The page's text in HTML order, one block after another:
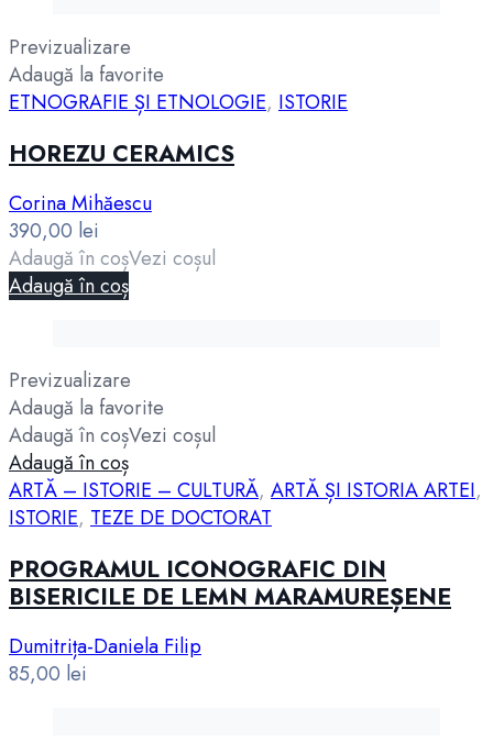
Previzualizare
Adaugă la favorite
ETNOGRAFIE ȘI ETNOLOGIE, ISTORIE
HOREZU CERAMICS
Corina Mihăescu
390,00 lei
Adaugă în coșVezi coșul
Adaugă în coș
Previzualizare
Adaugă la favorite
Adaugă în coșVezi coșul
Adaugă în coș
ARTĂ – ISTORIE – CULTURĂ, ARTĂ ȘI ISTORIA ARTEI,
ISTORIE, TEZE DE DOCTORAT
PROGRAMUL ICONOGRAFIC DIN
BISERICILE DE LEMN MARAMUREȘENE
Dumitrița-Daniela Filip
85,00 lei